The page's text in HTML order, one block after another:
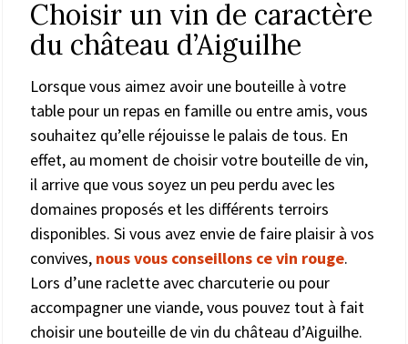
Choisir un vin de caractère
du château d’Aiguilhe
Lorsque vous aimez avoir une bouteille à votre
table pour un repas en famille ou entre amis, vous
souhaitez qu’elle réjouisse le palais de tous. En
effet, au moment de choisir votre bouteille de vin,
il arrive que vous soyez un peu perdu avec les
domaines proposés et les différents terroirs
disponibles. Si vous avez envie de faire plaisir à vos
convives, nous vous conseillons ce vin rouge.
Lors d’une raclette avec charcuterie ou pour
accompagner une viande, vous pouvez tout à fait
choisir une bouteille de vin du château d’Aiguilhe.